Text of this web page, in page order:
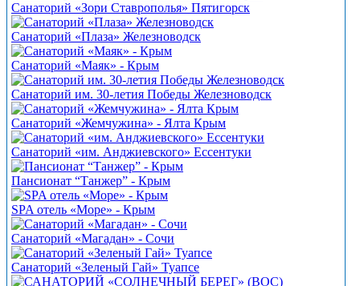
Санаторий «Зори Ставрополья» Пятигорск
Санаторий «Плаза» Железноводск
Санаторий «Маяк» - Крым
Санаторий им. 30-летия Победы Железноводск
Санаторий «Жемчужина» - Ялта Крым
Санаторий «им. Анджиевского» Ессентуки
Пансионат “Танжер” - Крым
SPA отель «Море» - Крым
Санаторий «Магадан» - Сочи
Санаторий «Зеленый Гай» Туапсе